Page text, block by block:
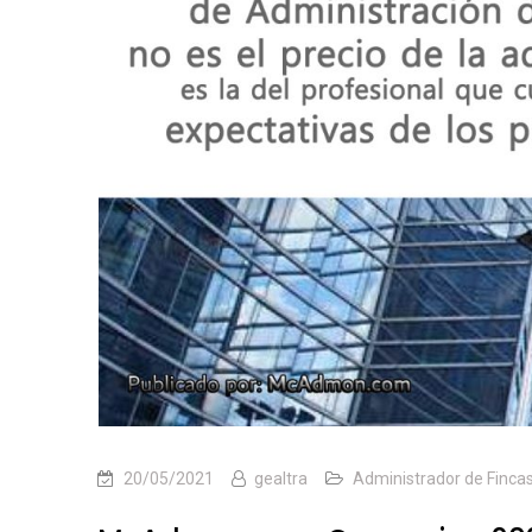
20/05/2021 gealtra Administrador de